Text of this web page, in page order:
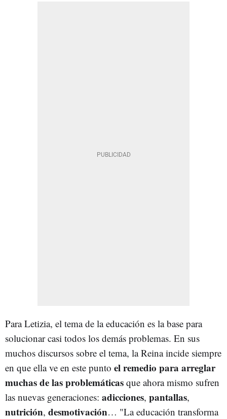
Para Letizia, el tema de la educación es la base para
solucionar casi todos los demás problemas. En sus
muchos discursos sobre el tema, la Reina incide siempre
en que ella ve en este punto el remedio para arreglar
muchas de las problemáticas que ahora mismo sufren
las nuevas generaciones: adicciones, pantallas,
nutrición, desmotivación… "La educación transforma